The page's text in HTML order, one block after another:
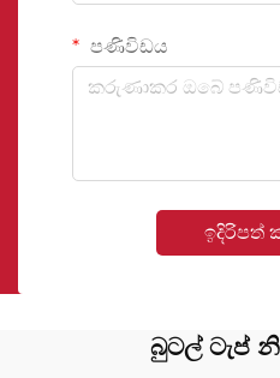
පණිවිඩය
ඉදිරිපත්
බුටල් ටැප්